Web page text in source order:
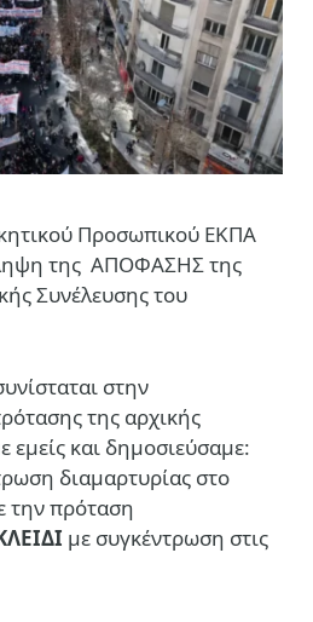
Προσωπικού ΕΚΠΑ
της ΑΠΟΦΑΣΗΣ της
Συνέλευσης του
στην
της αρχικής
και δημοσιεύσαμε:
διαμαρτυρίας στο
την πρόταση
με συγκέντρωση στις